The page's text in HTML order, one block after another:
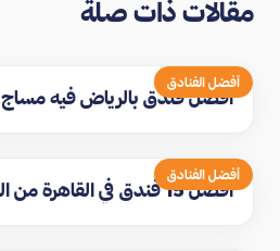
مقالات ذات صلة
أفضل الفنادق
افضل فندق بالرياض فيه مساج 2025
أفضل الفنادق
افضل 15 فندق في القاهرة من المسافرون العرب